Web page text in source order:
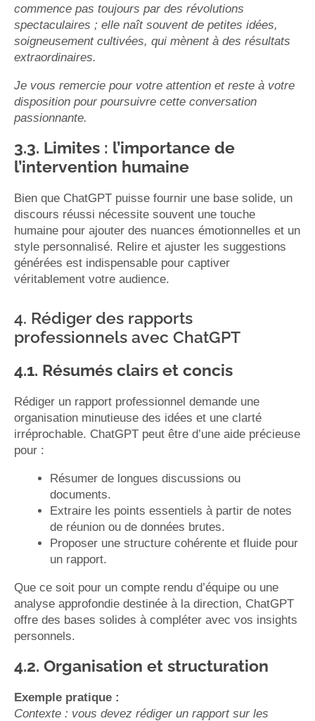
commence pas toujours par des révolutions
spectaculaires ; elle naît souvent de petites idées,
soigneusement cultivées, qui mènent à des résultats
extraordinaires.
Je vous remercie pour votre attention et reste à votre
disposition pour poursuivre cette conversation
passionnante.
3.3. Limites : l’importance de
l’intervention humaine
Bien que ChatGPT puisse fournir une base solide, un
discours réussi nécessite souvent une touche
humaine pour ajouter des nuances émotionnelles et un
style personnalisé. Relire et ajuster les suggestions
générées est indispensable pour captiver
véritablement votre audience.
4. Rédiger des rapports
professionnels avec ChatGPT
4.1. Résumés clairs et concis
Rédiger un rapport professionnel demande une
organisation minutieuse des idées et une clarté
irréprochable. ChatGPT peut être d’une aide précieuse
pour :
Résumer de longues discussions ou
documents.
Extraire les points essentiels à partir de notes
de réunion ou de données brutes.
Proposer une structure cohérente et fluide pour
un rapport.
Que ce soit pour un compte rendu d’équipe ou une
analyse approfondie destinée à la direction, ChatGPT
offre des bases solides à compléter avec vos insights
personnels.
4.2. Organisation et structuration
Exemple pratique :
Contexte : vous devez rédiger un rapport sur les